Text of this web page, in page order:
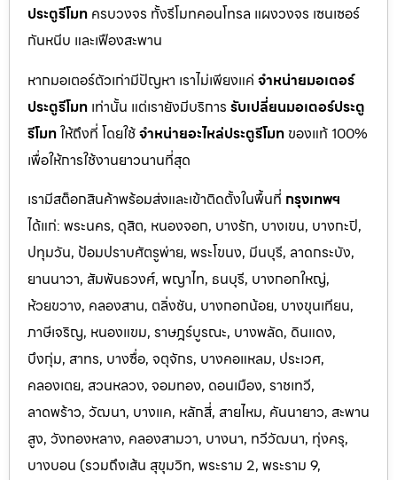
ประตูรีโมท ครบวงจร ทั้งรีโมทคอนโทรล แผงวงจร เซนเซอร์
กันหนีบ และเฟืองสะพาน
หากมอเตอร์ตัวเก่ามีปัญหา เราไม่เพียงแค่ จำหน่ายมอเตอร์
ประตูรีโมท เท่านั้น แต่เรายังมีบริการ รับเปลี่ยนมอเตอร์ประตู
รีโมทให้ถึงที่ โดยใช้จำหน่ายอะไหล่ประตูรีโมท ของแท้ 100%
เพื่อให้การใช้งานยาวนานที่สุด
เรามีสต็อกสินค้าพร้อมส่งและเข้าติดตั้งในพื้นที่ กรุงเทพฯ
ได้แก่: พระนคร, ดุสิต, หนองจอก, บางรัก, บางเขน, บางกะปิ,
ปทุมวัน, ป้อมปราบศัตรูพ่าย, พระโขนง, มีนบุรี, ลาดกระบัง,
ยานนาวา, สัมพันธวงศ์, พญาไท, ธนบุรี, บางกอกใหญ่,
ห้วยขวาง, คลองสาน, ตลิ่งชัน, บางกอกน้อย, บางขุนเทียน,
ภาษีเจริญ, หนองแขม, ราษฎร์บูรณะ, บางพลัด, ดินแดง,
บึงกุ่ม, สาทร, บางซื่อ, จตุจักร, บางคอแหลม, ประเวศ,
คลองเตย, สวนหลวง, จอมทอง, ดอนเมือง, ราชเทวี,
ลาดพร้าว, วัฒนา, บางแค, หลักสี่, สายไหม, คันนายาว, สะพาน
สูง, วังทองหลาง, คลองสามวา, บางนา, ทวีวัฒนา, ทุ่งครุ,
บางบอน (รวมถึงเส้น สุขุมวิท, พระราม 2, พระราม 9,